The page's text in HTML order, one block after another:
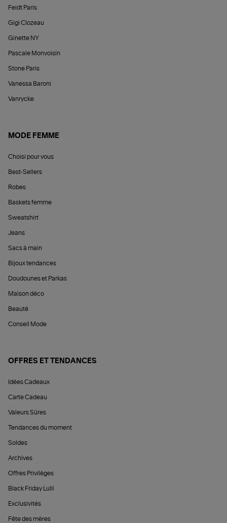
Feidt Paris
Gigi Clozeau
Ginette NY
Pascale Monvoisin
Stone Paris
Vanessa Baroni
Vanrycke
MODE FEMME
Choisi pour vous
Best-Sellers
Robes
Baskets femme
Sweatshirt
Jeans
Sacs à main
Bijoux tendances
Doudounes et Parkas
Maison déco
Beauté
Conseil Mode
OFFRES ET TENDANCES
Idées Cadeaux
Carte Cadeau
Valeurs Sûres
Tendances du moment
Soldes
Archives
Offres Privilèges
Black Friday Lulli
Exclusivités
Fête des mères